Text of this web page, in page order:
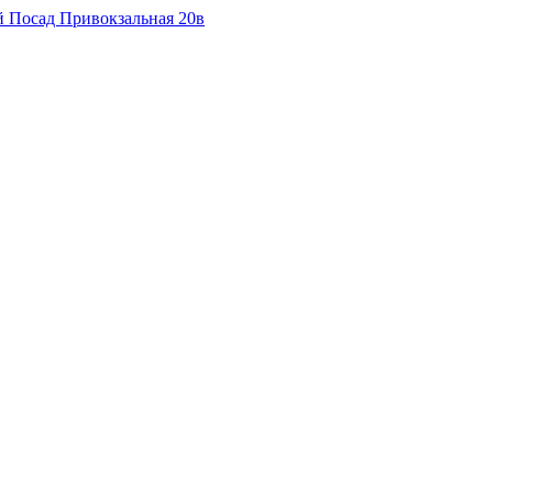
Посад Привокзальная 20в